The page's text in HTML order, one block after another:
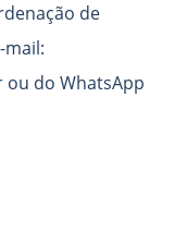
de
mail:
ou do WhatsApp